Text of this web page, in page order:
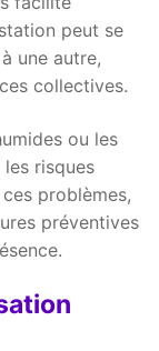
peut se
une autre,
collectives.
ou les
risques
problèmes,
préventives